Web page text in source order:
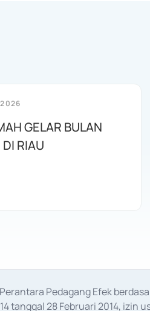
GELAR BULAN
RIAU
Pedagang Efek
tanggal 28 Februari 2014,